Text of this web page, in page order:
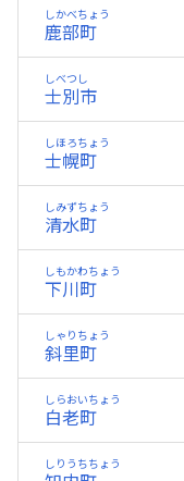
鹿部町
しかべちょう
士別市
しべつし
士幌町
しほろちょう
清水町
しみずちょう
下川町
しもかわちょう
斜里町
しゃりちょう
白老町
しらおいちょう
しりうちちょう